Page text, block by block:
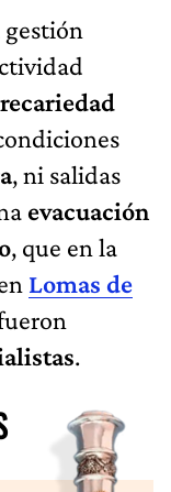
gestión
, ni salidas
evacuación
, que en la
Lomas de
.